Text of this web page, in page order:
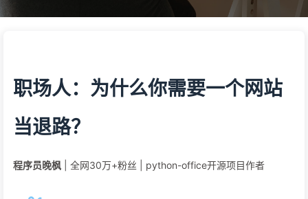
职场人：为什么你需要一个网站
当退路？
程序员晚枫 | 全网30万+粉丝 | python-office开源项目作者